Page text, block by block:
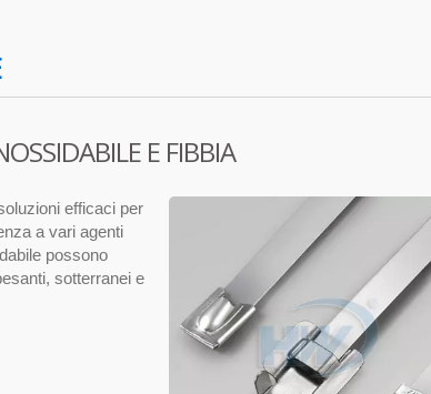
E FIBBIA
efficaci per
a vari agenti
possono
sotterranei e